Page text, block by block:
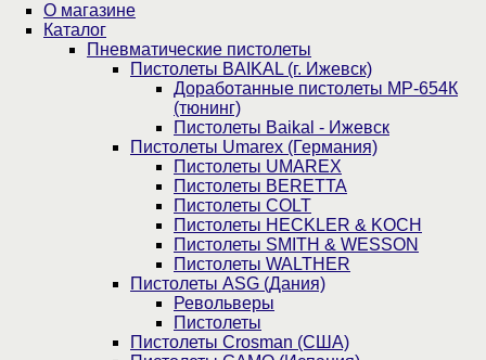
О магазине
Каталог
Пнев­ма­ти­чес­кие пистолеты
Пистолеты BAIKAL (г. Ижевск)
Доработанные пистолеты МР-654К
(тюнинг)
Пистолеты Baikal - Ижевск
Пистолеты Umarex (Германия)
Пистолеты UMAREX
Пистолеты BERETTA
Пистолеты COLT
Пистолеты HECKLER & KOCH
Пистолеты SMITH & WESSON
Пистолеты WALTHER
Пистолеты ASG (Дания)
Револьверы
Пистолеты
Пистолеты Crosman (США)